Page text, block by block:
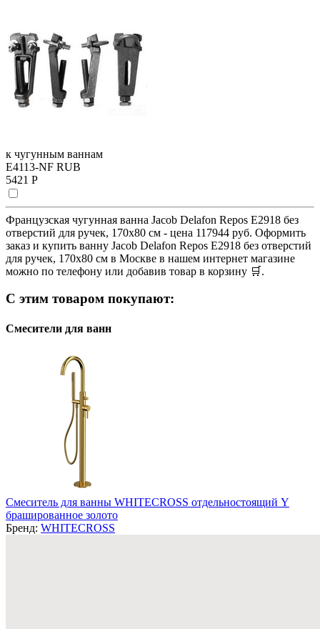
к чугунным ваннам
E4113-NF RUB
5421 Р
Французская чугунная ванна Jacob Delafon Repos E2918 без
отверстий для ручек, 170х80 см - цена 117944 руб. Оформить
заказ и купить ванну Jacob Delafon Repos E2918 без отверстий
для ручек, 170х80 см в Москве в нашем интернет магазине
можно по телефону или добавив товар в корзину 🛒.
С этим товаром покупают:
Смесители для ванн
Смеситель для ванны WHITECROSS отдельностоящий Y
брашированное золото
Бренд: WHITECROSS